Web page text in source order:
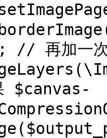
// 再加一次
$canvas-